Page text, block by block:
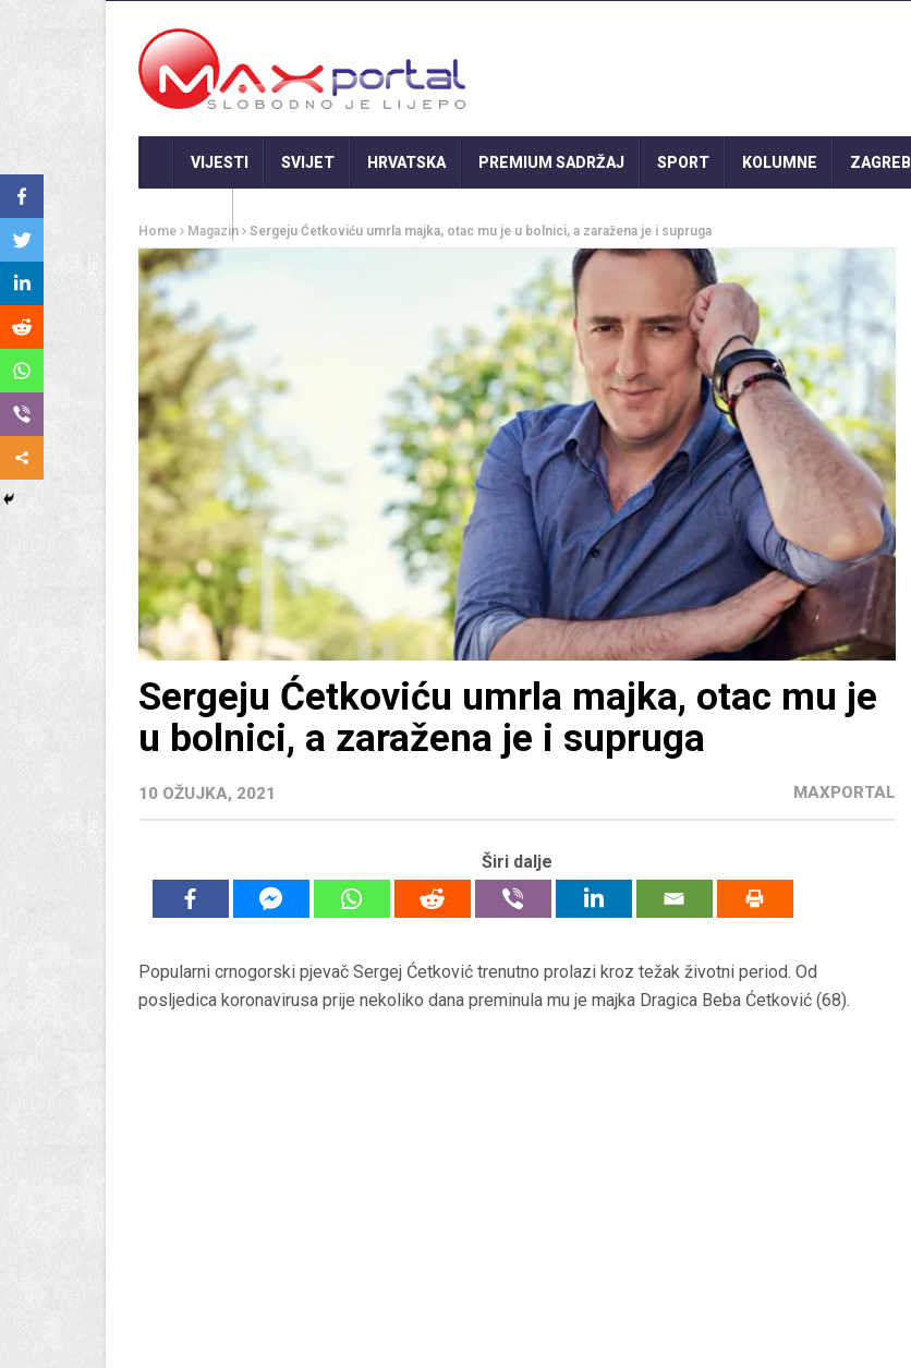
VIJESTI SVIJET HRVATSKA PREMIUM SADRŽAJ SPORT KOLUMNE ZAGREB
Home Magazin Sergeju Ćetkoviću umrla majka, otac mu je u bolnici, a zaražena je i supruga
Sergeju Ćetkoviću umrla majka, otac mu je
u bolnici, a zaražena je i supruga
10 OŽUJKA, 2021 MAXPORTAL
Širi dalje
Popularni crnogorski pjevač Sergej Ćetković trenutno prolazi kroz težak životni period. Od
posljedica koronavirusa prije nekoliko dana preminula mu je majka Dragica Beba Ćetković (68).